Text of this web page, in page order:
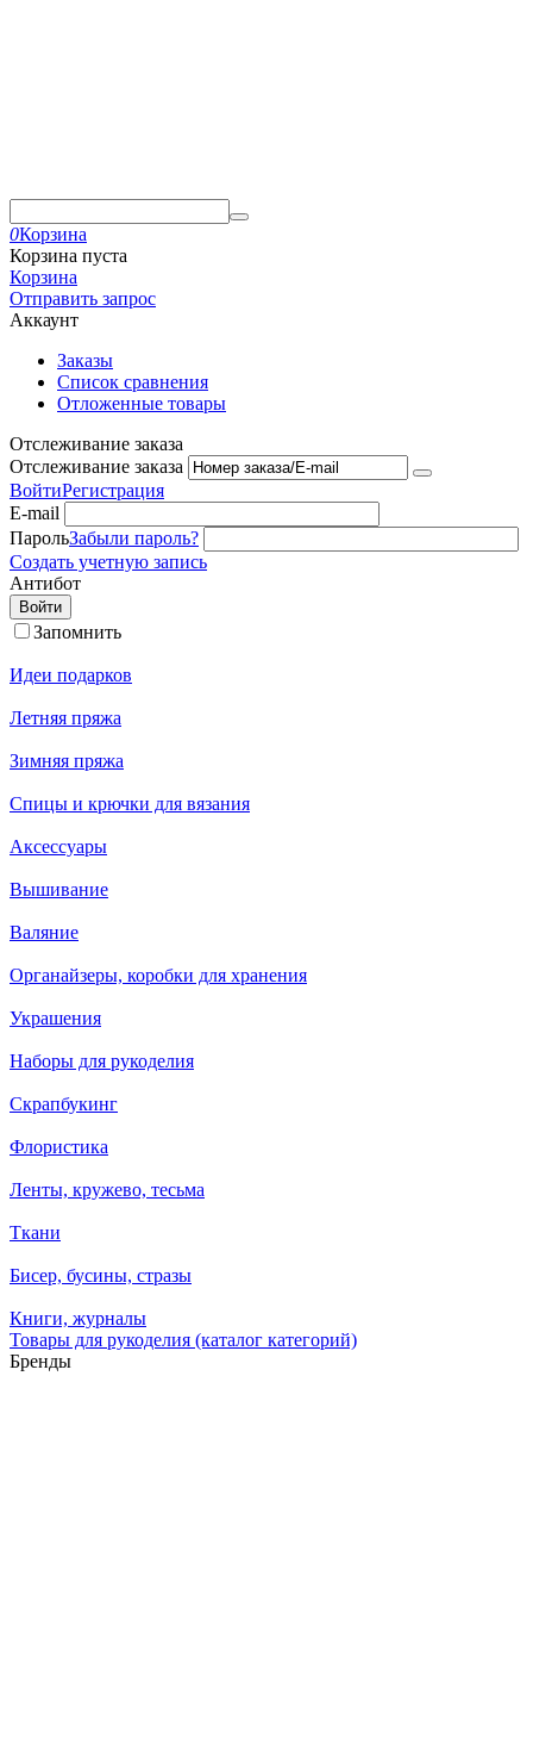
0Корзина
Корзина пуста
Корзина
Отправить запрос
Аккаунт
Заказы
Список сравнения
Отложенные товары
Отслеживание заказа
Отслеживание заказа
ВойтиРегистрация
E-mail
ПарольЗабыли пароль?
Создать учетную запись
Антибот
Войти
Запомнить
Идеи подарков
Летняя пряжа
Зимняя пряжа
Спицы и крючки для вязания
Аксессуары
Вышивание
Валяние
Органайзеры, коробки для хранения
Украшения
Наборы для рукоделия
Скрапбукинг
Флористика
Ленты, кружево, тесьма
Ткани
Бисер, бусины, стразы
Книги, журналы
Товары для рукоделия (каталог категорий)
Бренды